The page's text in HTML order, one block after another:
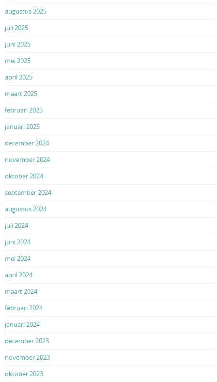
augustus 2025
juli 2025
juni 2025
mei 2025
april 2025
maart 2025
februari 2025
januari 2025
december 2024
november 2024
oktober 2024
september 2024
augustus 2024
juli 2024
juni 2024
mei 2024
april 2024
maart 2024
februari 2024
januari 2024
december 2023
november 2023
oktober 2023